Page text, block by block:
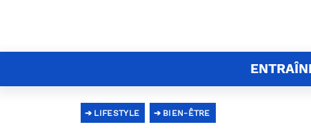
BIEN-ÊTRE
LIFESTYLE